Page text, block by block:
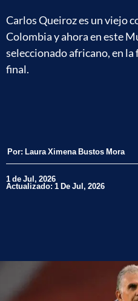
Carlos Queiroz es un viejo
Colombia y ahora en este
seleccionado africano, en la
final.
Por: Laura Ximena Bustos Mora
1 de Jul, 2026
Actualizado: 1 De Jul, 2026